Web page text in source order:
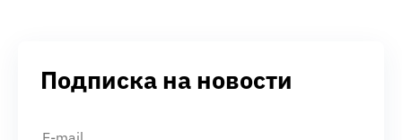
Подписка на новости